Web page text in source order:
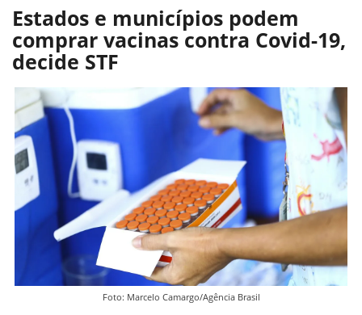
Estados e municípios podem
comprar vacinas contra Covid-19,
decide STF
Foto: Marcelo Camargo/Agência Brasil